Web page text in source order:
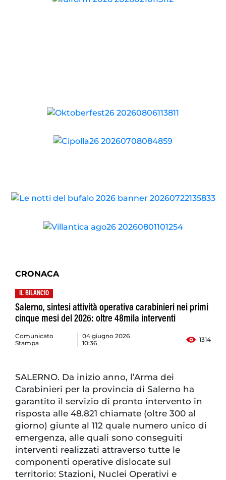
CRONACA
IL BILANCIO
Salerno, sintesi attività operativa carabinieri nei primi
cinque mesi del 2026: oltre 48mila interventi
Comunicato
Stampa
04 giugno 2026
10:36
1314
SALERNO. Da inizio anno, l’Arma dei
Carabinieri per la provincia di Salerno ha
garantito il servizio di pronto intervento in
risposta alle 48.821 chiamate (oltre 300 al
giorno) giunte al 112 quale numero unico di
emergenza, alle quali sono conseguiti
interventi realizzati attraverso tutte le
componenti operative dislocate sul
territorio: Stazioni, Nuclei Operativi e